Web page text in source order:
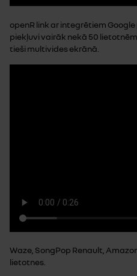
openR link ar integrētiem
piekļuvi vairāk nekā 50
tieši multivides ekrānā.
Waze, SongPop Renault,
lietotnes.